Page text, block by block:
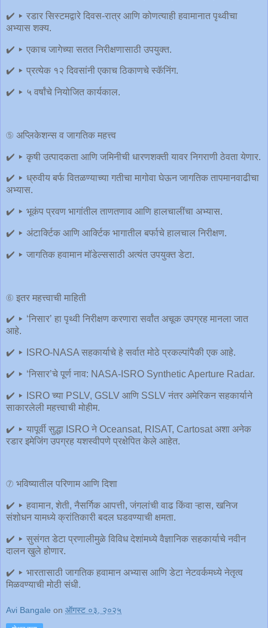
✔️ ▸ रडार सिस्टमद्वारे दिवस-रात्र आणि कोणत्याही हवामानात पृथ्वीचा
अभ्यास शक्य.
✔️ ▸ एकाच जागेच्या सतत निरीक्षणासाठी उपयुक्त.
✔️ ▸ प्रत्येक १२ दिवसांनी एकाच ठिकाणचे स्कॅनिंग.
✔️ ▸ ५ वर्षांचे नियोजित कार्यकाल.
⑤ अ‍प्लिकेशन्स व जागतिक महत्त्व
✔️ ▸ कृषी उत्पादकता आणि जमिनीची धारणशक्ती यावर निगराणी ठेवता येणार.
✔️ ▸ ध्रुवीय बर्फ वितळण्याच्या गतीचा मागोवा घेऊन जागतिक तापमानवाढीचा
अभ्यास.
✔️ ▸ भूकंप प्रवण भागांतील ताणतणाव आणि हालचालींचा अभ्यास.
✔️ ▸ अंटार्क्टिक आणि आर्क्टिक भागातील बर्फाचे हालचाल निरीक्षण.
✔️ ▸ जागतिक हवामान मॉडेल्ससाठी अत्यंत उपयुक्त डेटा.
⑥ इतर महत्त्वाची माहिती
✔️ ▸ ‘निसार’ हा पृथ्वी निरीक्षण करणारा सर्वांत अचूक उपग्रह मानला जात
आहे.
✔️ ▸ ISRO-NASA सहकार्याचे हे सर्वात मोठे प्रकल्पांपैकी एक आहे.
✔️ ▸ ‘निसार’चे पूर्ण नाव: NASA-ISRO Synthetic Aperture Radar.
✔️ ▸ ISRO च्या PSLV, GSLV आणि SSLV नंतर अमेरिकन सहकार्याने
साकारलेली महत्त्वाची मोहीम.
✔️ ▸ यापूर्वी सुद्धा ISRO ने Oceansat, RISAT, Cartosat अशा अनेक
रडार इमेजिंग उपग्रह यशस्वीपणे प्रक्षेपित केले आहेत.
⑦ भविष्यातील परिणाम आणि दिशा
✔️ ▸ हवामान, शेती, नैसर्गिक आपत्ती, जंगलांची वाढ किंवा ऱ्हास, खनिज
संशोधन यामध्ये क्रांतिकारी बदल घडवण्याची क्षमता.
✔️ ▸ सुसंगत डेटा प्रणालीमुळे विविध देशांमध्ये वैज्ञानिक सहकार्याचे नवीन
दालन खुले होणार.
✔️ ▸ भारतासाठी जागतिक हवामान अभ्यास आणि डेटा नेटवर्कमध्ये नेतृत्व
मिळवण्याची मोठी संधी.
Avi Bangale on ऑगस्ट ०३, २०२५